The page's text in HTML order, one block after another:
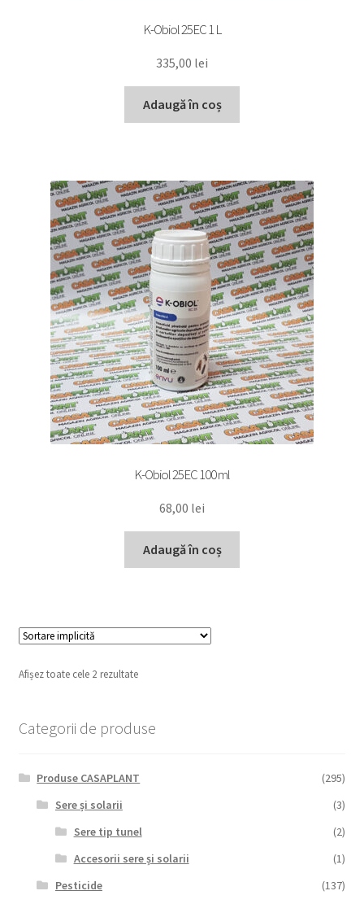
K-Obiol 25EC 1 L
335,00 lei
Adaugă în coș
K-Obiol 25EC 100 ml
68,00 lei
Adaugă în coș
Afișez toate cele 2 rezultate
Categorii de produse
Produse CASAPLANT
(295)
Sere și solarii
(3)
Sere tip tunel
(2)
Accesorii sere și solarii
(1)
Pesticide
(137)